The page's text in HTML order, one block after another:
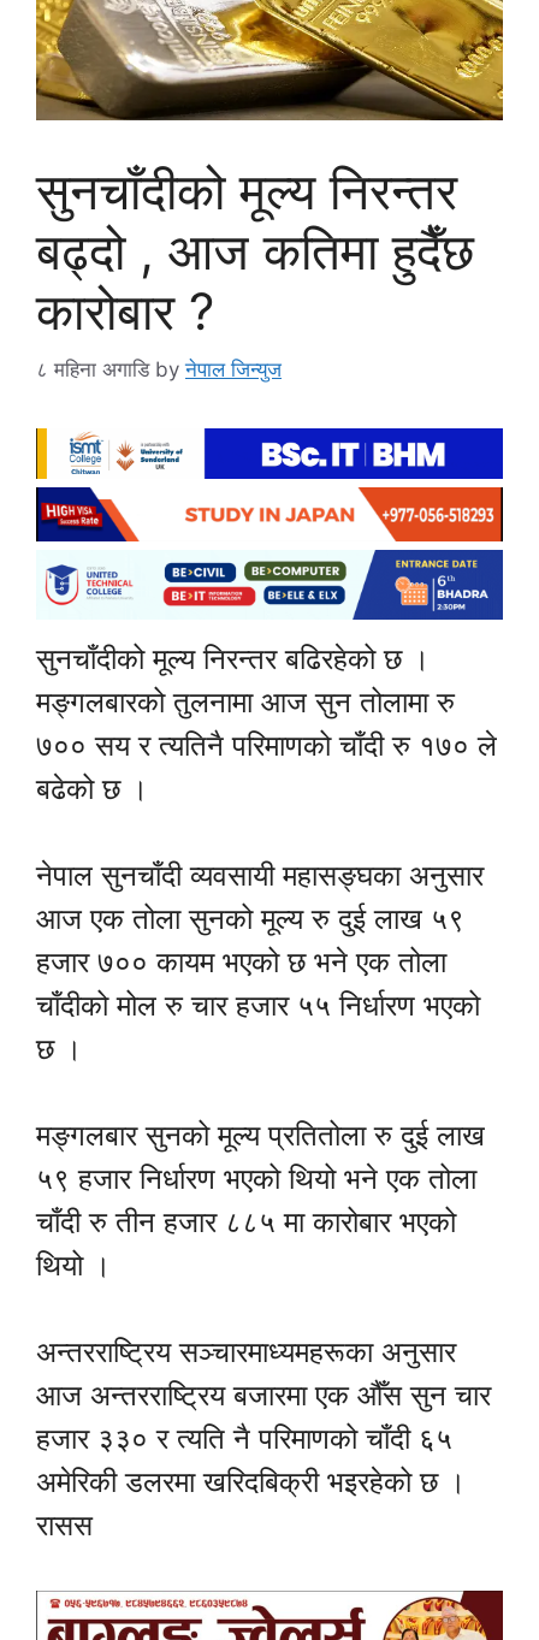
सुनचाँदीको मूल्य निरन्तर
बढ्दो , आज कतिमा हुदैँछ
कारोबार ?
८ महिना अगाडि byनेपाल जिन्युज
सुनचाँदीको मूल्य निरन्तर बढिरहेको छ ।
मङ्गलबारको तुलनामा आज सुन तोलामा रु
७०० सय र त्यतिनै परिमाणको चाँदी रु १७० ले
बढेको छ ।
नेपाल सुनचाँदी व्यवसायी महासङ्घका अनुसार
आज एक तोला सुनको मूल्य रु दुई लाख ५९
हजार ७०० कायम भएको छ भने एक तोला
चाँदीको मोल रु चार हजार ५५ निर्धारण भएको
छ ।
मङ्गलबार सुनको मूल्य प्रतितोला रु दुई लाख
५९ हजार निर्धारण भएको थियो भने एक तोला
चाँदी रु तीन हजार ८८५ मा कारोबार भएको
थियो ।
अन्तरराष्ट्रिय सञ्चारमाध्यमहरूका अनुसार
आज अन्तरराष्ट्रिय बजारमा एक औँस सुन चार
हजार ३३० र त्यति नै परिमाणको चाँदी ६५
अमेरिकी डलरमा खरिदबिक्री भइरहेको छ ।
रासस